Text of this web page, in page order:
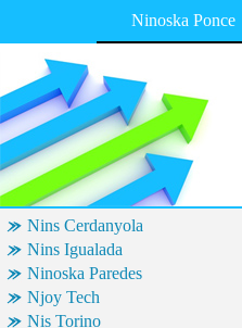
Ninoska Ponce
Nins Cerdanyola
Nins Igualada
Ninoska Paredes
Njoy Tech
Nis Torino